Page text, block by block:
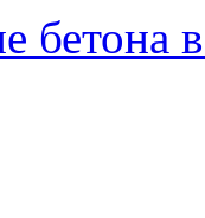
бетона